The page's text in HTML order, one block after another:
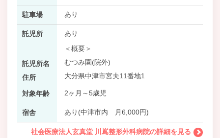
駐車場 あり
託児所
あり
＜概要＞
託児所名
むつみ園(院外)
住所
大分県中津市宮夫11番地1
対象年齢 2ヶ月～5歳児
宿舎 あり(中津市内 月6,000円)
社会医療法人玄真堂 川嶌整形外科病院の詳細を見る